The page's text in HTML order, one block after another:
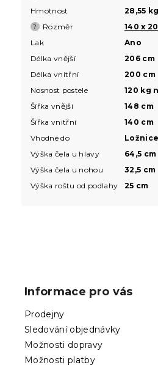
Hmotnost
28,55 kg
? Rozměr
140 x
Lak
Ano
Délka vnější
206 cm
Délka vnitřní
200 cm
Nosnost postele
120 kg
Šířka vnější
148 cm
Šířka vnitřní
140 cm
Vhodné do
Ložnice
Výška čela u hlavy
64,5 cm
Výška čela u nohou
32,5 cm
Výška roštu od podlahy
25 cm
Informace pro vás
Prodejny
Sledování objednávky
Možnosti dopravy
Možnosti platby